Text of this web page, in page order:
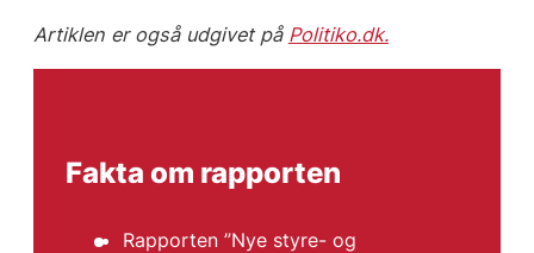
Artiklen er også udgivet på Politiko.dk.
Fakta om rapporten
Rapporten ”Nye styre- og